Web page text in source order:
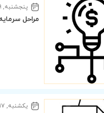
پنجشنبه, ۰۹ بهمن ۱۴۰۴
مراحل
یکشنبه, ۱۷ دی ۱۳۹۱